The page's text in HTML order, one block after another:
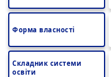
Форма власності
Складник системи
освіти